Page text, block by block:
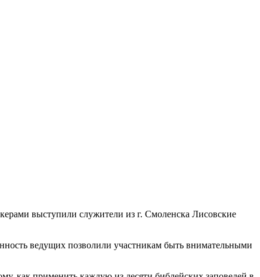
выступили служители из г. Смоленска Лисовские
ведущих позволили участникам быть внимательными